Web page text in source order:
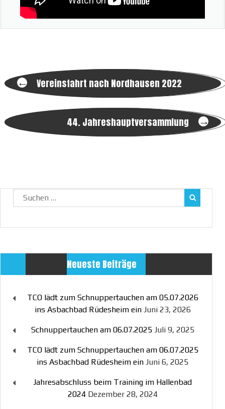
Post
navigation
← Vereinsfahrt nach Nordhausen 2022
44. Jahreshauptversammlung →
Suchen
nach:
Neueste Beiträge
TCO lädt zum Schnuppertauchen am 05.07.2026
ins Asbachbad Rüdesheim ein Juni 23, 2026
Schnuppertauchen am 06.07.2025 Juli 9, 2025
TCO lädt zum Schnuppertauchen am 06.07.2025
ins Asbachbad Rüdesheim ein Juni 6, 2025
Jahresabschluss beim Training im Hallenbad
2024 Dezember 28, 2024